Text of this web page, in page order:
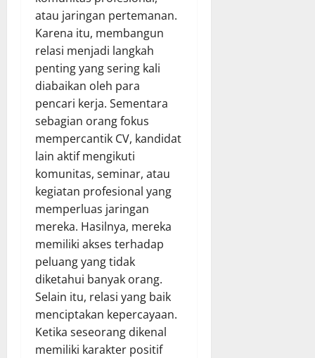
atau jaringan pertemanan.
Karena itu, membangun
relasi menjadi langkah
penting yang sering kali
diabaikan oleh para
pencari kerja. Sementara
sebagian orang fokus
mempercantik CV, kandidat
lain aktif mengikuti
komunitas, seminar, atau
kegiatan profesional yang
memperluas jaringan
mereka. Hasilnya, mereka
memiliki akses terhadap
peluang yang tidak
diketahui banyak orang.
Selain itu, relasi yang baik
menciptakan kepercayaan.
Ketika seseorang dikenal
memiliki karakter positif